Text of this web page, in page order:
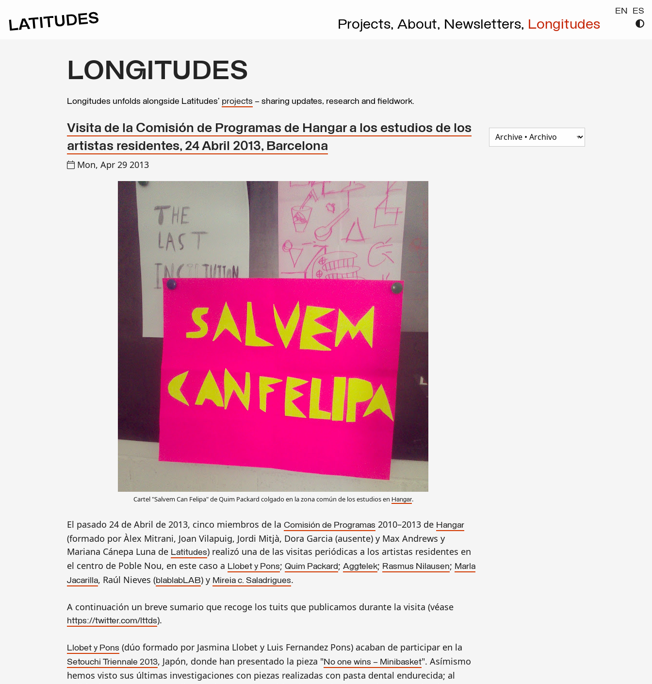
EN ES
Projects, About, Newsletters, Longitudes
LONGITUDES
Longitudes unfolds alongside Latitudes’ projects – sharing updates, research and fieldwork.
Visita de la Comisión de Programas de Hangar a los estudios de los
artistas residentes, 24 Abril 2013, Barcelona
Mon, Apr 29 2013
Cartel "Salvem Can Felipa"deQuim Packard colgadoen lazona común de losestudios en Hangar.
El pasado 24 de Abril de 2013, cinco miembros de la Comisión de Programas 2010–2013 de Hangar
(formado por Àlex Mitrani, Joan Vilapuig, Jordi Mitjà, Dora Garcia (ausente) y Max Andrews y
Mariana Cánepa Luna de Latitudes) realizó una de las visitas periódicas a los artistas residentes en
el centro de Poble Nou, en este caso a Llobet y Pons; Quim Packard; Aggtelek; Rasmus Nilausen; Marla
Jacarilla, Raúl Nieves (blablabLAB) y Mireia c. Saladrigues.
A continuación un breve sumario que recoge los tuits que publicamos durante la visita (véase
https://twitter.com/lttds).
Llobet y Pons (dúo formado por Jasmina Llobet y Luis Fernandez Pons) acaban de participar en la
Setouchi Triennale 2013, Japón, donde han presentado la pieza "No one wins – Minibasket". Asímismo
hemos visto sus últimas investigaciones con piezas realizadas con pasta dental endurecida; al